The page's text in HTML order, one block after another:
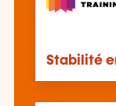
Stabilité